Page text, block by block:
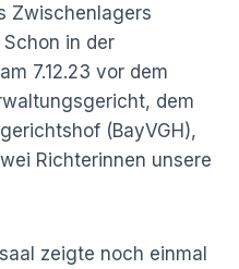
Zwischenlagers
in der
7.12.23 vor dem
dem
(BayVGH),
Richterinnen unsere
zeigte noch einmal